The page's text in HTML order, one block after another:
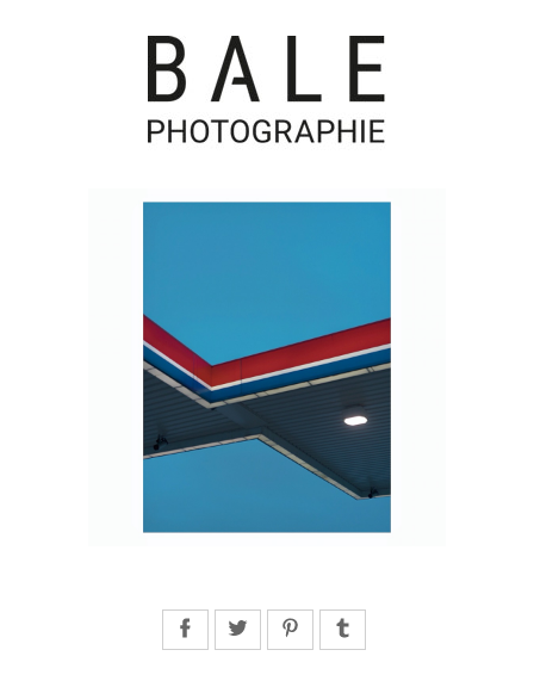
FacebookTwitter Pinterest